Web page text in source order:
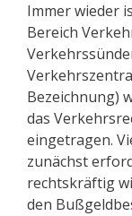
Immer wieder
Bereich
Bezeichnung)
das
eingetragen.
zunächst
rechtskräftig
den